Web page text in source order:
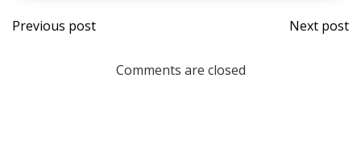
Post
navigation
Previous post
Post
Next post
Comments are closed